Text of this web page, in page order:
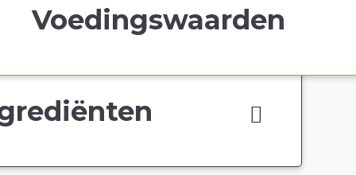
Voedingswaarden